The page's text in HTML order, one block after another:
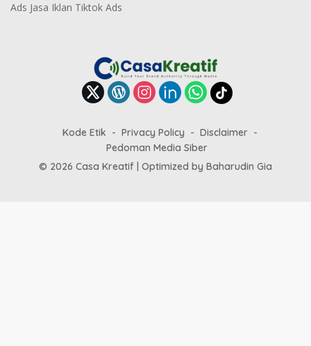
Ads Jasa Iklan Tiktok Ads
Kode Etik Privacy Policy
Disclaimer
Pedoman Media Siber
© 2026 Casa Kreatif | Optimized by Baharudin Gia